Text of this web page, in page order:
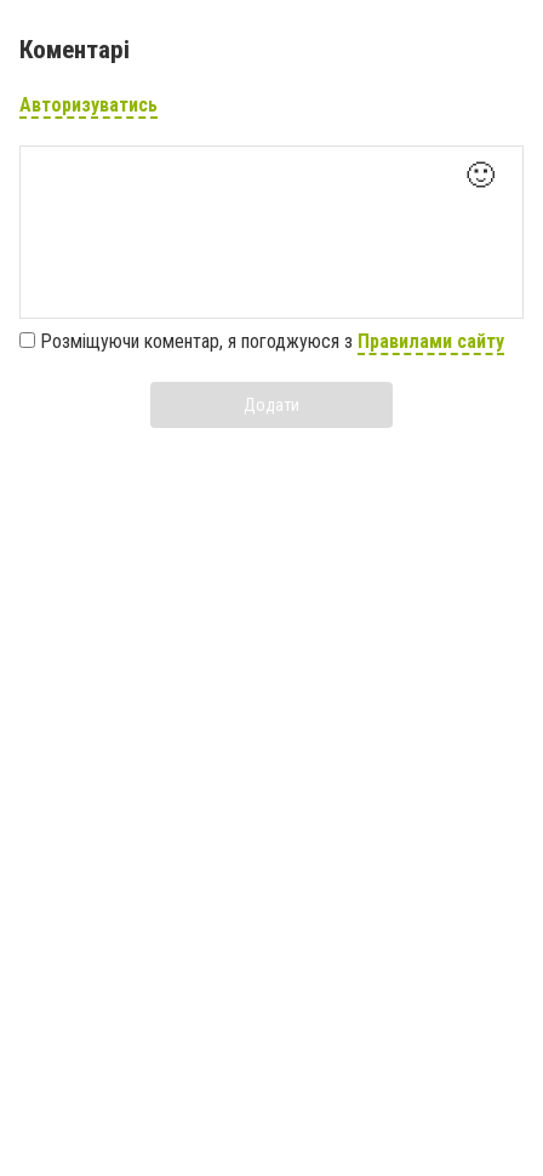
Коментарі
Авторизуватись
🙂
Розміщуючи коментар, я погоджуюся з Правилами сайту
Додати